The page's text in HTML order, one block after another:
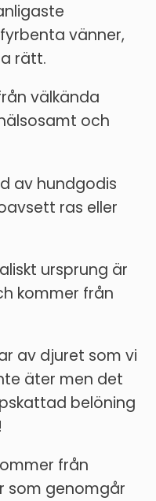
vänner,
rätt.
välkända
och
av hundgodis
ras eller
ursprung är
kommer från
av djuret som vi
äter men det
belöning
från
som genomgår